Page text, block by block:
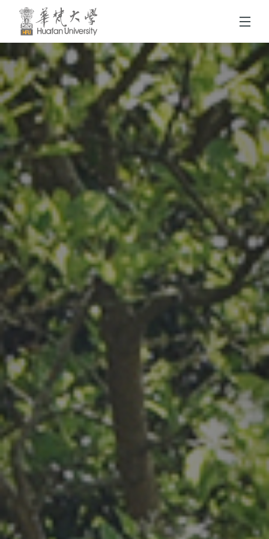
跳到頁面主要內容區